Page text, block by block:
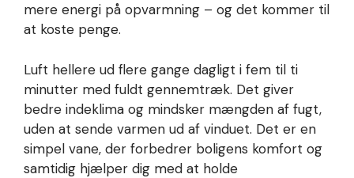
mere energi på opvarmning – og det kommer til
at koste penge.
Luft hellere ud flere gange dagligt i fem til ti
minutter med fuldt gennemtræk. Det giver
bedre indeklima og mindsker mængden af fugt,
uden at sende varmen ud af vinduet. Det er en
simpel vane, der forbedrer boligens komfort og
samtidig hjælper dig med at holde